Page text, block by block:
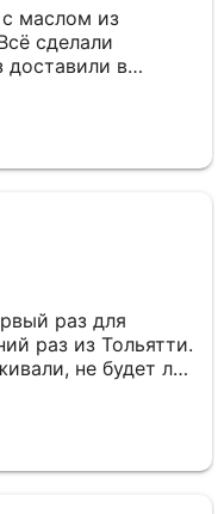
с маслом из
сделали
доставили в
хочу
— очень приятный
оформила
работу
раз для
раз из Тольятти.
не будет ли
отслеживали
груз доставили
Сотрудники